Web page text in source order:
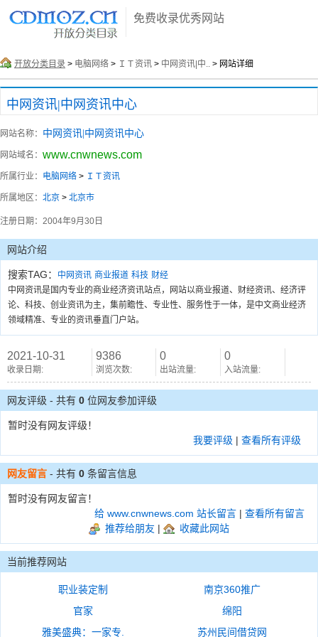
免费收录优秀网站
开放分类目录 > 电脑网络 > ＩＴ资讯 > 中网资讯|中.. > 网站详细
中网资讯|中网资讯中心
网站名称： 中网资讯|中网资讯中心
网站域名： www.cnwnews.com
所属行业： 电脑网络 > ＩＴ资讯
所属地区： 北京 > 北京市
注册日期： 2004年9月30日
网站介绍
搜索TAG： 中网资讯 商业报道 科技 财经
中网资讯是国内专业的商业经济资讯站点，网站以商业报道、财经资讯、经济评
论、科技、创业资讯为主，集前瞻性、专业性、服务性于一体，是中文商业经济
领域精准、专业的资讯垂直门户站。
2021-10-31
收录日期:
9386
浏览次数:
0
出站流量:
0
入站流量:
网友评级 - 共有 0 位网友参加评级
暂时没有网友评级！
我要评级 | 查看所有评级
网友留言 - 共有 0 条留言信息
暂时没有网友留言！
给 www.cnwnews.com 站长留言 | 查看所有留言
推荐给朋友 | 收藏此网站
当前推荐网站
职业装定制
南京360推广
官家
绵阳
雅美盛典：一家专.
苏州民间借贷网